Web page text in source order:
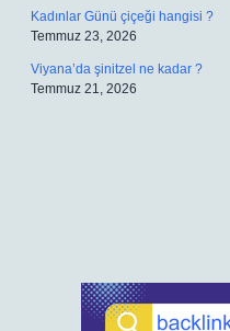
Kadınlar Günü çiçeği hangisi ?
Temmuz 23, 2026
Viyana’da şinitzel ne kadar ?
Temmuz 21, 2026